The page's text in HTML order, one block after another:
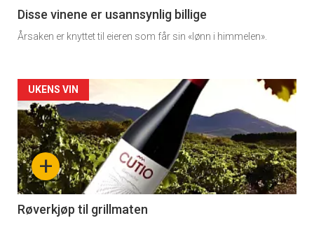
3
Disse vinene er usannsynlig billige
Årsaken er knyttet til eieren som får sin «lønn i himmelen».
Forsiden
akkurat
nå
-
4
+
UKENS VIN
Røverkjøp til grillmaten